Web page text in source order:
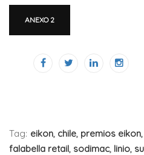
ANEXO 2
Tag: eikon, chile, premios eikon,
falabella retail, sodimac, linio,